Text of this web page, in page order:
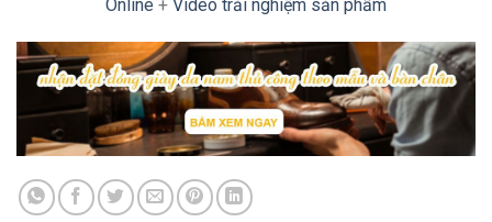
Online + Video trải nghiệm sản phẩm